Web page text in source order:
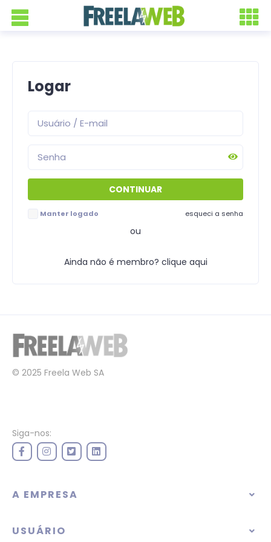
Logar
Manter logado esqueci a senha
ou
Ainda não é membro? clique aqui
© 2025 Freela Web SA
Siga-nos:
A EMPRESA
USUÁRIO